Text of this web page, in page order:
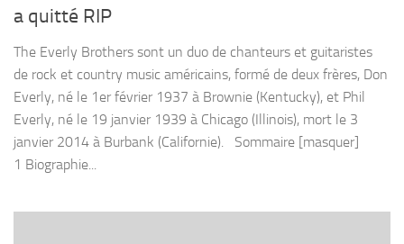
a quitté RIP
The Everly Brothers sont un duo de chanteurs et guitaristes
de rock et country music américains, formé de deux frères, Don
Everly, né le 1er février 1937 à Brownie (Kentucky), et Phil
Everly, né le 19 janvier 1939 à Chicago (Illinois), mort le 3
janvier 2014 à Burbank (Californie). Sommaire [masquer]
1 Biographie...